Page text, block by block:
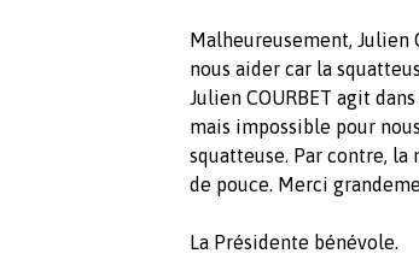
Malheureusement, Julien
nous aider car la
Julien COURBET agit
mais impossible pour
squatteuse. Par contre, la
de pouce. Merci
La Présidente bénévole.